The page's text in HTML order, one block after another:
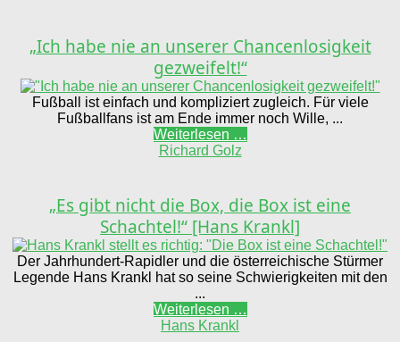
„Ich habe nie an unserer Chancenlosigkeit
gezweifelt!“
Fußball ist einfach und kompliziert zugleich. Für viele
Fußballfans ist am Ende immer noch Wille, ...
Weiterlesen …
Richard Golz
„Es gibt nicht die Box, die Box ist eine
Schachtel!“ [Hans Krankl]
Der Jahrhundert-Rapidler und die österreichische Stürmer
Legende Hans Krankl hat so seine Schwierigkeiten mit den
...
Weiterlesen …
Hans Krankl